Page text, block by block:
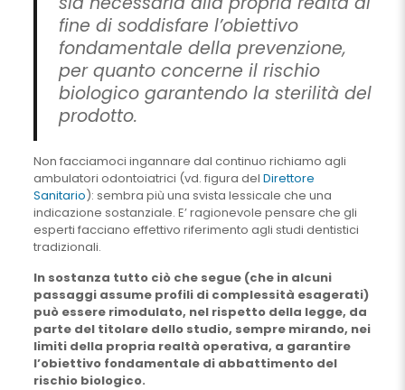
fine di soddisfare l’obiettivo
fondamentale della prevenzione,
per quanto concerne il rischio
biologico garantendo la sterilità del
prodotto.
Non facciamoci ingannare dal continuo richiamo agli
ambulatori odontoiatrici (vd. figura del Direttore
Sanitario): sembra più una svista lessicale che una
indicazione sostanziale. E’ ragionevole pensare che gli
esperti facciano effettivo riferimento agli studi dentistici
tradizionali.
In sostanza tutto ciò che segue (che in alcuni
passaggi assume profili di complessità esagerati)
può essere rimodulato, nel rispetto della legge, da
parte del titolare dello studio, sempre mirando, nei
limiti della propria realtà operativa, a garantire
l’obiettivo fondamentale di abbattimento del
rischio biologico.